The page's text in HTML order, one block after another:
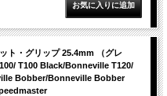
ト・グリップ 25.4mm （グレ
T100 Black/Bonneville T120/
Bobber/Bonneville Bobber